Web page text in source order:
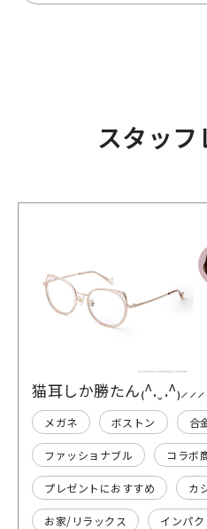
スタッフ
猫耳しか勝たん
メガネ ボストン 合
ファッショナブル コラボ
プレゼントにおすすめ カ
お家/リラックス インパ